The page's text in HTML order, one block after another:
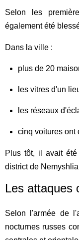
Selon les
également été
Dans la ville :
plus de 20
les vitres d'un
les réseaux
cinq voitures ont
Plus tôt, il avait
district de
Les attaques
Selon l'armée de
nocturnes russes